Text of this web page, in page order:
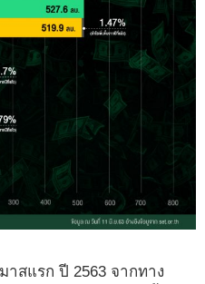
สแรก ปี 2563 จากทาง